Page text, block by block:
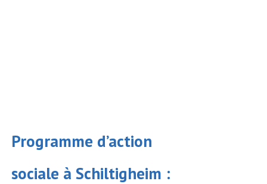
Programme d’action
sociale à Schiltigheim :